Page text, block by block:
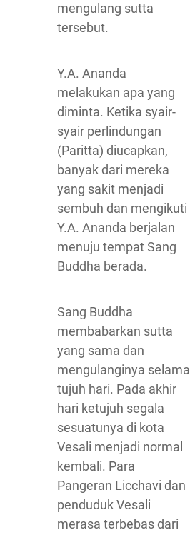
mengulang sutta
tersebut.
Y.A. Ananda
melakukan apa yang
diminta. Ketika syair-
syair perlindungan
(Paritta) diucapkan,
banyak dari mereka
yang sakit menjadi
sembuh dan mengikuti
Y.A. Ananda berjalan
menuju tempat Sang
Buddha berada.
Sang Buddha
membabarkan sutta
yang sama dan
mengulanginya selama
tujuh hari. Pada akhir
hari ketujuh segala
sesuatunya di kota
Vesali menjadi normal
kembali. Para
Pangeran Licchavi dan
penduduk Vesali
merasa terbebas dari